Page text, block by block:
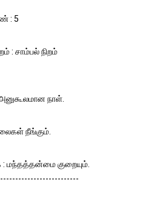
: 5
: சாம்பல் நிறம்
நாள்.
நீங்கும்.
: மந்தத்தன்மை குறையும்.